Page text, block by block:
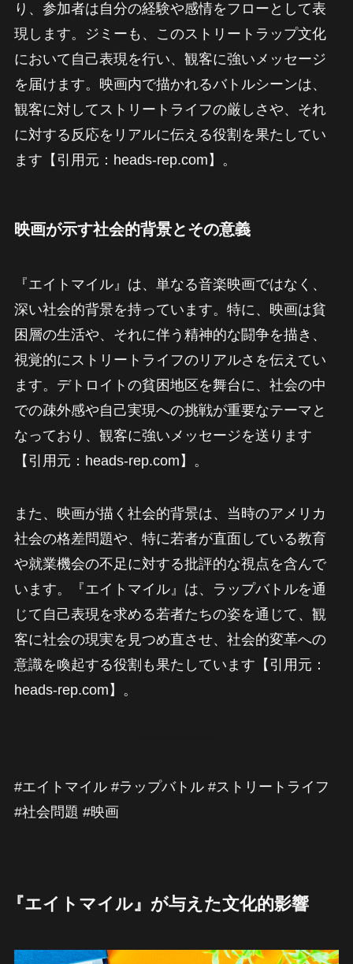
り、参加者は自分の経験や感情をフローとして表
現します。ジミーも、このストリートラップ文化
において自己表現を行い、観客に強いメッセージ
を届けます。映画内で描かれるバトルシーンは、
観客に対してストリートライフの厳しさや、それ
に対する反応をリアルに伝える役割を果たしてい
ます【引用元：heads-rep.com】。
映画が示す社会的背景とその意義
『エイトマイル』は、単なる音楽映画ではなく、
深い社会的背景を持っています。特に、映画は貧
困層の生活や、それに伴う精神的な闘争を描き、
視覚的にストリートライフのリアルさを伝えてい
ます。デトロイトの貧困地区を舞台に、社会の中
での疎外感や自己実現への挑戦が重要なテーマと
なっており、観客に強いメッセージを送ります
【引用元：heads-rep.com】。
また、映画が描く社会的背景は、当時のアメリカ
社会の格差問題や、特に若者が直面している教育
や就業機会の不足に対する批評的な視点を含んで
います。『エイトマイル』は、ラップバトルを通
じて自己表現を求める若者たちの姿を通じて、観
客に社会の現実を見つめ直させ、社会的変革への
意識を喚起する役割も果たしています【引用元：
heads-rep.com】。
#エイトマイル #ラップバトル #ストリートライフ
#社会問題 #映画
『エイトマイル』が与えた文化的影響